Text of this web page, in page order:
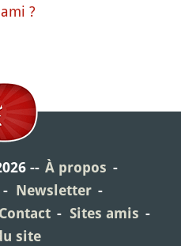
?
À propos
Newsletter
Contact
Sites amis
site